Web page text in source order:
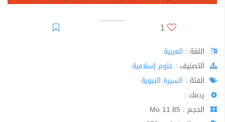
1
اللغة : العربية
اﻟﺘﺼﻨﻴﻒ : علوم إسلامية
الفئة : السيرة النبوية
ردمك :
الحجم : 11.85 Mo